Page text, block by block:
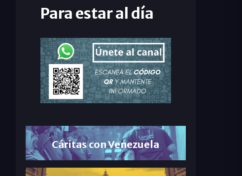
Para estar al día
Cáritas con Venezuela